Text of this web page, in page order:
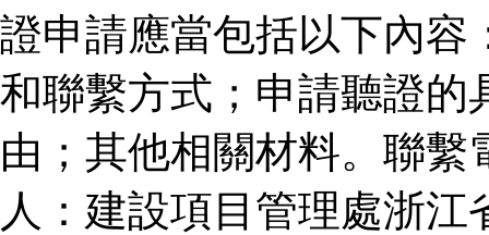
證申請應當包括以下內容
和聯繫方式；申請聽證的
由；其他相關材料。聯
人：建設項目管理處浙